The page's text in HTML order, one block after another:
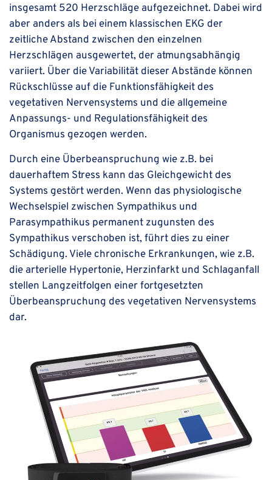
insgesamt 520 Herzschläge aufgezeichnet. Dabei wird
aber anders als bei einem klassischen EKG der
zeitliche Abstand zwischen den einzelnen
Herzschlägen ausgewertet, der atmungsabhängig
variiert. Über die Variabilität dieser Abstände können
Rückschlüsse auf die Funktionsfähigkeit des
vegetativen Nervensystems und die allgemeine
Anpassungs- und Regulationsfähigkeit des
Organismus gezogen werden.
Durch eine Überbeanspruchung wie z.B. bei
dauerhaftem Stress kann das Gleichgewicht des
Systems gestört werden. Wenn das physiologische
Wechselspiel zwischen Sympathikus und
Parasympathikus permanent zugunsten des
Sympathikus verschoben ist, führt dies zu einer
Schädigung. Viele chronische Erkrankungen, wie z.B.
die arterielle Hypertonie, Herzinfarkt und Schlaganfall
stellen Langzeitfolgen einer fortgesetzten
Überbeanspruchung des vegetativen Nervensystems
dar.